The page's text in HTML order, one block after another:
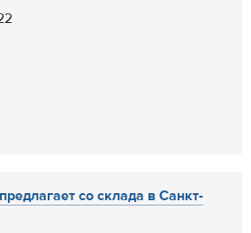
со склада в Санкт-